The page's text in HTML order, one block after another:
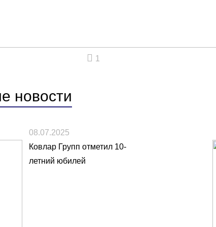
1
новости
08.07.2025
Ковлар Групп отметил 10-
летний юбилей